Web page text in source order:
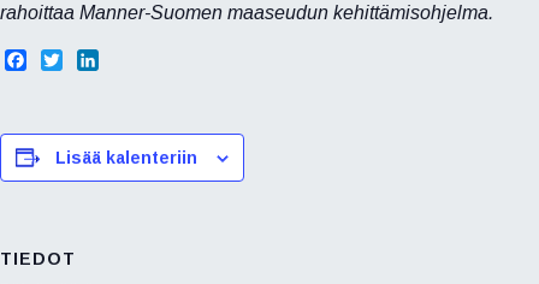
rahoittaa Manner-Suomen maaseudun kehittämisohjelma.
b
o
t
e
e
d
Lisää kalenteriin
TIEDOT